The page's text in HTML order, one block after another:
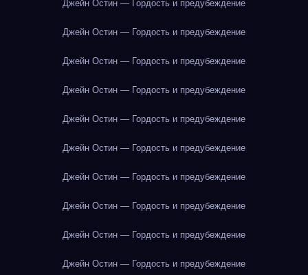
Джейн Остин — Гордость и предубеждение
Джейн Остин — Гордость и предубеждение
Джейн Остин — Гордость и предубеждение
Джейн Остин — Гордость и предубеждение
Джейн Остин — Гордость и предубеждение
Джейн Остин — Гордость и предубеждение
Джейн Остин — Гордость и предубеждение
Джейн Остин — Гордость и предубеждение
Джейн Остин — Гордость и предубеждение
Джейн Остин — Гордость и предубеждение